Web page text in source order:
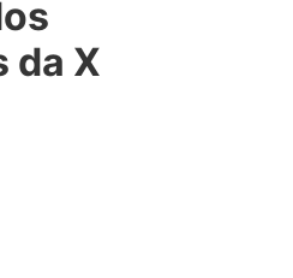
da X